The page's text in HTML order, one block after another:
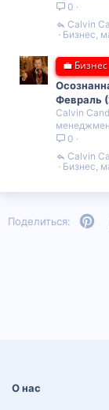
0
Бизнес,
Calvin
💼 Бизнес
Февраль
Calvin
0
Бизнес,
Calvin
Поделиться:
О нас